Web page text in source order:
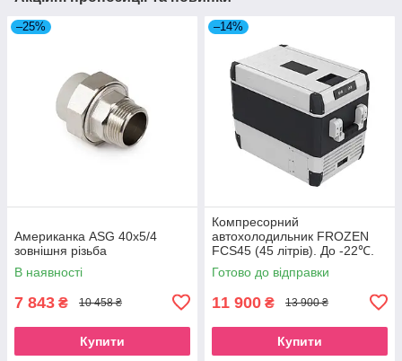
–25%
Американка ASG 40x5/4
зовнішня різьба
В наявності
7 843 ₴ 10 458 ₴
Купити
–14%
Компресорний
автохолодильник FROZEN
FCS45 (45 літрів). До -22℃.
Живлення 12, 24, 220 вольт
Готово до відправки
11 900 ₴ 13 900 ₴
Купити